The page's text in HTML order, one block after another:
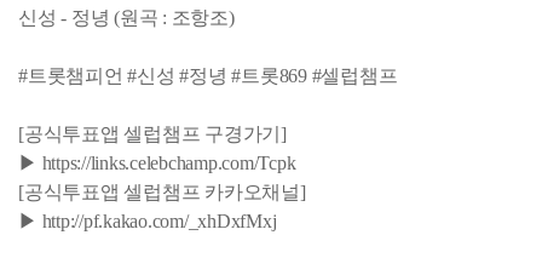
신성 - 정녕 (원곡 : 조항조)
#트롯챔피언 #신성 #정녕 #트롯869 #셀럽챔프
[공식투표앱 셀럽챔프 구경가기]
▶ https://links.celebchamp.com/Tcpk
[공식투표앱 셀럽챔프 카카오채널]
▶ http://pf.kakao.com/_xhDxfMxj